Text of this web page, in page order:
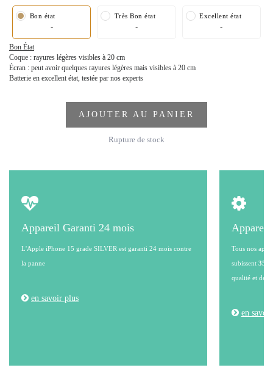
Bon état
-
Très Bon état
-
Excellent état
-
Bon État
Coque : rayures légères visibles à 20 cm
Écran : peut avoir quelques rayures légères mais visibles à 20 cm
Batterie en excellent état, testée par nos experts
AJOUTER AU PANIER
Rupture de stock
Appareil Garanti 24 mois
L'Apple iPhone 15 grade SILVER est garanti 24 mois contre
la panne
en savoir plus
Appareil
Tous nos
subissent 35
qualité et de
en